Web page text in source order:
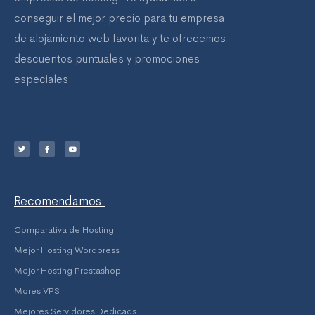
conseguir el mejor precio para tu empresa
de alojamiento web favorita y te ofrecemos
descuentos puntuales y promociones
especiales.
i
t
t
c
e
b
u
t
u
Recomendamos:
Comparativa de Hosting
Mejor Hosting Wordpress
Mejor Hosting Prestashop
Mores VPS
Mejores Servidores Dedicads